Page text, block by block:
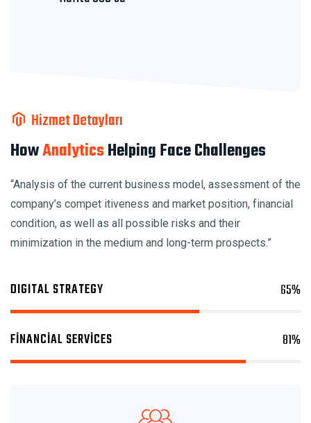
Hizmet Detayları
HowAnalyticsHelpingFace Challenges
“Analysis of the current business model, assessment of the
company’s compet itiveness and market position, financial
condition, as well as all possible risks and their
minimization in the medium and long-term prospects.”
DIGITAL STRATEGY 65%
FINANCIAL SERVICES 81%